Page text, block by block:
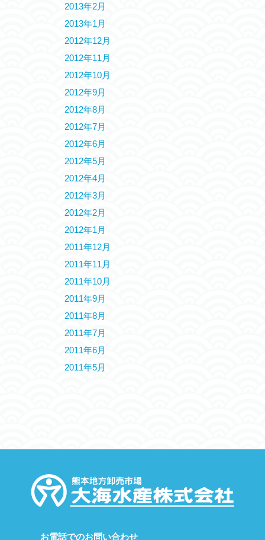
2013年2月
2013年1月
2012年12月
2012年11月
2012年10月
2012年9月
2012年8月
2012年7月
2012年6月
2012年5月
2012年4月
2012年3月
2012年2月
2012年1月
2011年12月
2011年11月
2011年10月
2011年9月
2011年8月
2011年7月
2011年6月
2011年5月
お電話でのお問い合わせ